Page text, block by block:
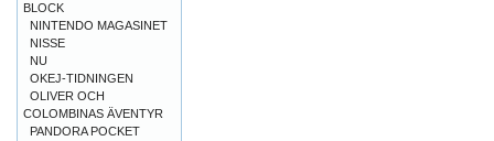
BLOCK
NINTENDO MAGASINET
NISSE
NU
OKEJ-TIDNINGEN
OLIVER OCH
COLOMBINAS ÄVENTYR
PANDORA POCKET